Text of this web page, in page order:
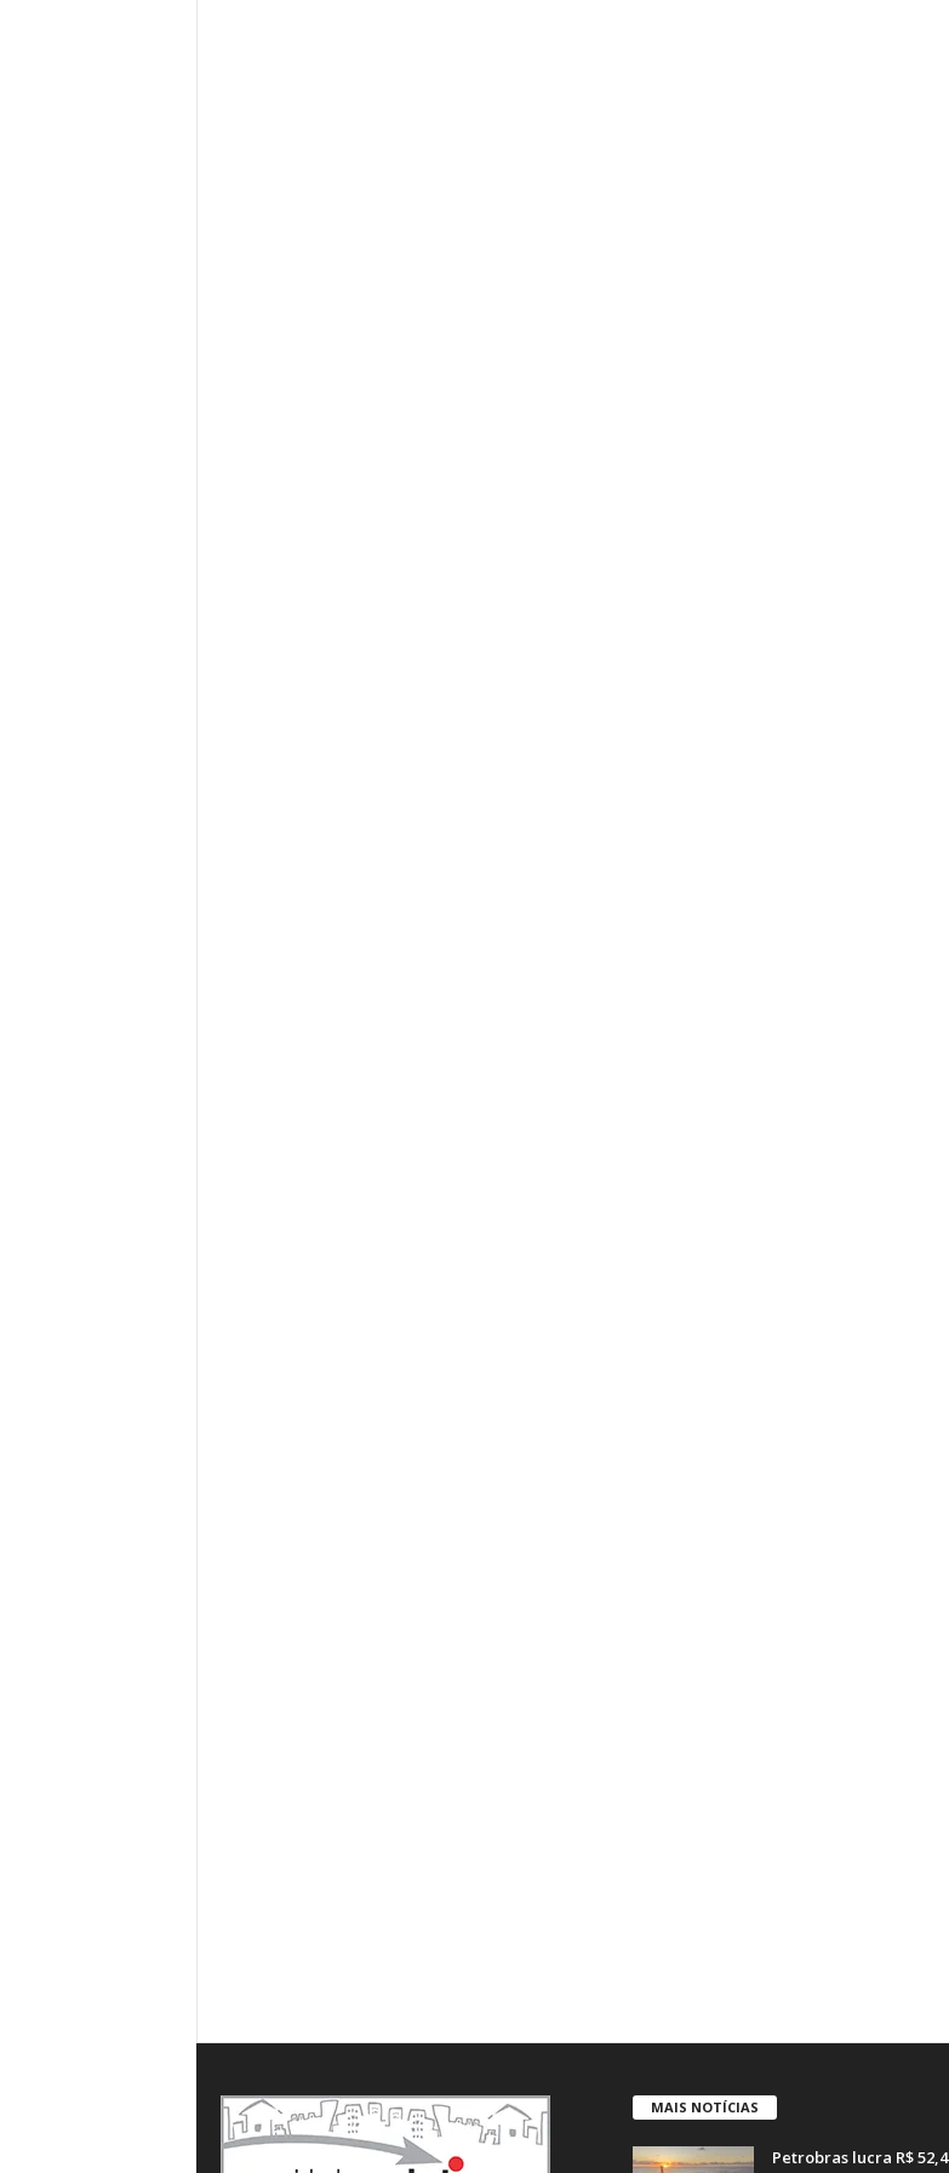
MAIS NOTÍCIAS
Petrobras lucra R$ 52,4